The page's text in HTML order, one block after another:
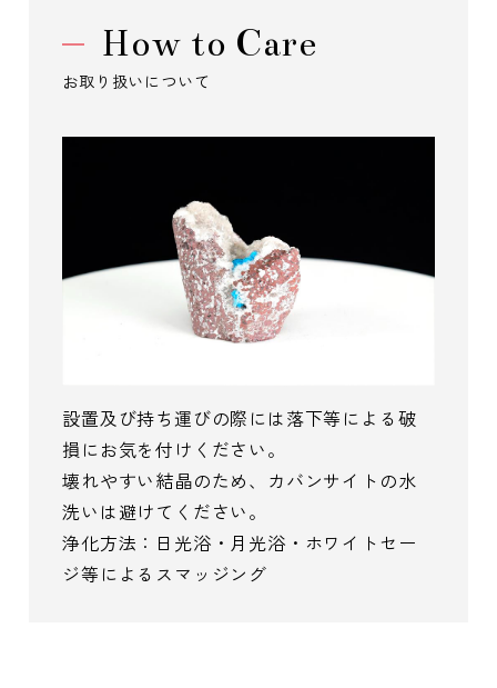
How to Care
お取り扱いについて
設置及び持ち運びの際には落下等による破
損にお気を付けください。
壊れやすい結晶のため、カバンサイトの水
洗いは避けてください。
浄化方法：日光浴・月光浴・ホワイトセー
ジ等によるスマッジング